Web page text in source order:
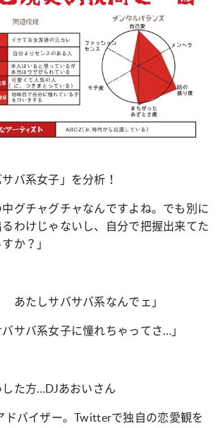
バ系女子」を分析！
中グチャグチャなんですよね。でも別に
わけじゃないし、自分で把握出来てた
か？」
あたしサバサバ系なんでェ」
バサバ系女子に憧れちゃってさ…」
た方…DJあおいさん
ドバイザー。Twitterで独自の恋愛観を